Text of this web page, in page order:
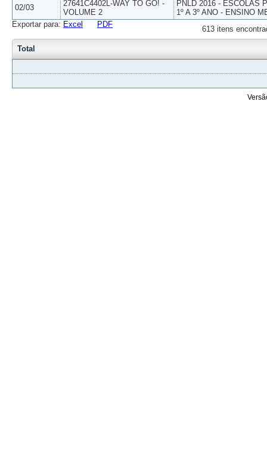
02/03
27641C4402L-WAY TO GO! -
VOLUME 2
PNLD 2016 - ESCOLAS
1º A 3º ANO - ENSINO
613 itens
Exportar para: Excel PDF
Total